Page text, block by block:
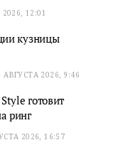
12:01
кузницы
АВГУСТА 2026, 9:46
готовит
ринг
2026, 16:57